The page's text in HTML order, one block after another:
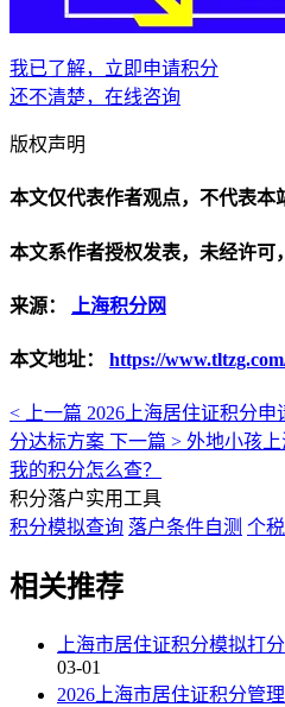
我已了解，立即申请积分
还不清楚，在线咨询
版权声明
本文仅代表作者观点，不代表本
本文系作者授权发表，未经许可
来源： 上海积分网
本文地址： https://
< 上一篇 2026上海居住证积分申
分达标方案 下一篇 > 外地小孩
我的积分怎么查？
积分落户实用工具
积分模拟查询 落户条件自测 个
相关推荐
上海市居住证积分模拟打
03-01
2026上海市居住证积分管